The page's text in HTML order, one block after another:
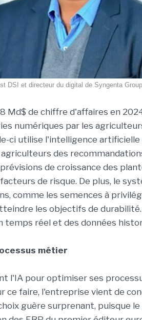
DSI et directeur du digital de Syngenta
Md$ de chiffre d'affaires en
numériques par les
ci utilise l'intelligence artificielle
des
de croissance des
de risque. De plus, le
comme les semences à
les objectifs de
temps réel et des données
métier
l'IA pour optimiser ses
ce faire, l'entreprise vient de
guère surprenant, puisque